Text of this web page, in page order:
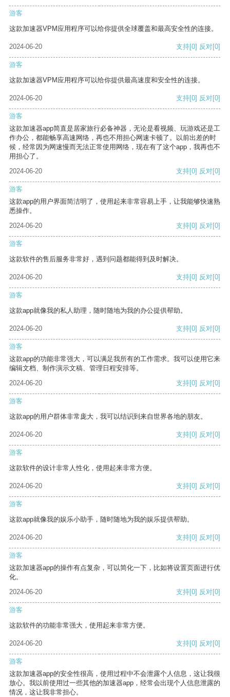
游客
这款加速器VPM应用程序可以给你提供全球覆盖和最高安全性的连接。
2024-06-20 支持[0] 反对[0]
游客
这款加速器VPM应用程序可以给你提供最高速度和安全性的连接。
2024-06-20 支持[0] 反对[0]
游客
这款加速器app简直是居家旅行必备神器，无论是看视频、玩游戏还是工
作办公，都能畅享高速网络，再也不用担心网速卡顿了。以前出差的时
候，经常因为网速慢而无法正常使用网络，现在有了这个app，我再也不
用担心了。
2024-06-20
支持[0] 反对[0]
游客
这款app的用户界面简洁明了，使用起来非常容易上手，让我能够快速熟
悉操作。
2024-06-20
支持[0] 反对[0]
游客
这款软件的售后服务非常好，遇到问题都能得到及时解决。
2024-06-20 支持[0] 反对[0]
游客
这款app就像我的私人助理，随时随地为我的办公提供帮助。
2024-06-20 支持[0] 反对[0]
游客
这款app的功能非常强大，可以满足我所有的工作需求。我可以使用它来
编辑文档、制作演示文稿、管理日程安排等。
2024-06-20
支持[0] 反对[0]
游客
这款app的用户群体非常庞大，我可以结识到来自世界各地的朋友。
2024-06-20 支持[0] 反对[0]
游客
这款软件的设计非常人性化，使用起来非常方便。
2024-06-20 支持[0] 反对[0]
游客
这款app就像我的娱乐小助手，随时随地为我的娱乐提供帮助。
2024-06-20 支持[0] 反对[0]
游客
这款加速器app的操作有点复杂，可以简化一下，比如将设置页面进行优
化。
2024-06-20
支持[0] 反对[0]
游客
这款软件的功能非常强大，使用起来非常方便。
2024-06-20 支持[0] 反对[0]
游客
这款加速器app的安全性很高，使用过程中不会泄露个人信息，这让我很
放心。我以前使用过一些其他的加速器app，经常会出现个人信息泄露的
情况，这让我非常担心。